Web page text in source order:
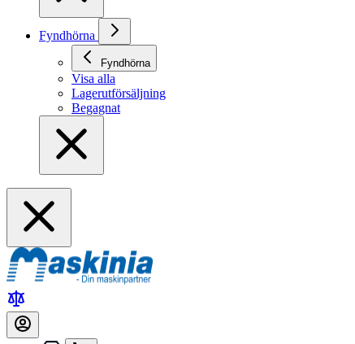
Fyndhörna
Fyndhörna
Visa alla
Lagerutförsäljning
Begagnat